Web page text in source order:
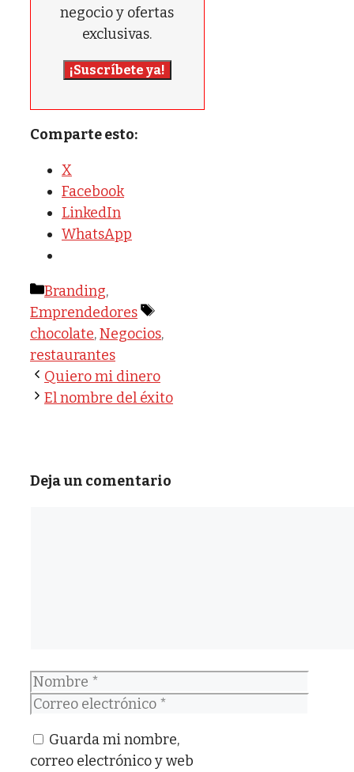
negocio y ofertas
exclusivas.
¡Suscríbete ya!
Comparte esto:
X
Facebook
LinkedIn
WhatsApp
Categorías
Branding,
Emprendedores
Etiquetas
chocolate,Negocios,
restaurantes
Quiero mi dinero
El nombre del éxito
Deja un comentario
Nombre
Correo
Guarda mi nombre,
correo electrónico y web